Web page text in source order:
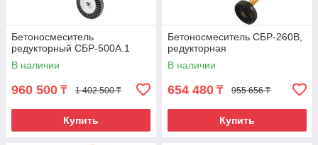
Бетоносмеситель
редукторный СБР-500А.1
В наличии
960 500 ₸ 1 402 500 ₸
Купить
Бетоносмеситель СБР-260В,
редукторная
В наличии
654 480 ₸ 955 656 ₸
Купить